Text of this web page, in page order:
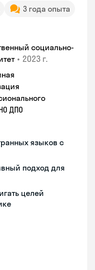
3 года опыта
социально-
• 2023 г.
ДПО
языков с
подход для
целей